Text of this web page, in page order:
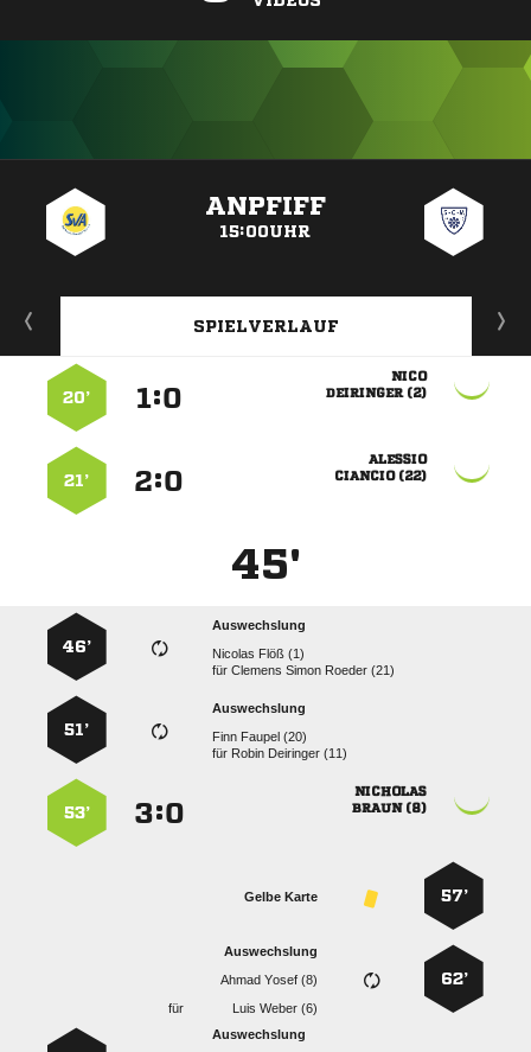
ANPFIFF
15:00UHR
SPIELVERLAUF

 
:
20’

 
:
21’
45'
Auswechslung
  
für   
46’
Auswechslung
  
für   
51’

 
:
53’
57’
Gelbe Karte
62’
Auswechslung
  
für
  
Auswechslung